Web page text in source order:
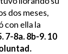
dos meses,
con ella la
7-8a. 8b-9. 10